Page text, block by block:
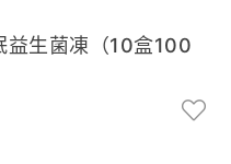
益生菌凍（10盒100